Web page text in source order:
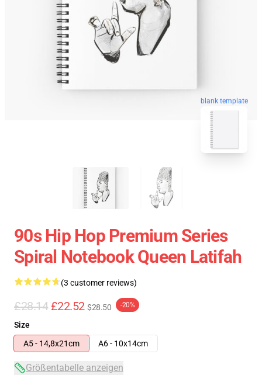
blank template
90s Hip Hop Premium Series
Spiral Notebook Queen Latifah
(3 customer reviews)
£28.14 £22.52 $28.50 -20%
Size
A5 - 14,8x21cm
A6 - 10x14cm
Größentabelle anzeigen